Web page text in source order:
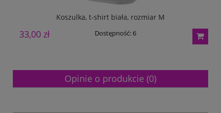
Koszulka, t-shirt biała, rozmiar M
33,00 zł Dostępność:6
Opinie o produkcie (0)